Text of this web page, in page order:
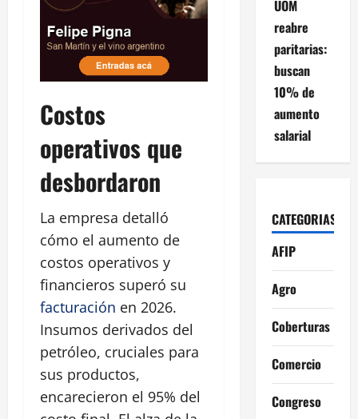
Costos
operativos que
desbordaron
La empresa detalló
cómo el aumento de
costos operativos y
financieros superó su
facturación en 2026.
Insumos derivados del
petróleo, cruciales para
sus productos,
encarecieron el 95% del
UOM
reabre
paritarias:
buscan
10% de
aumento
salarial
CATEGORIAS
AFIP
Agro
Coberturas
Comercio
Congreso